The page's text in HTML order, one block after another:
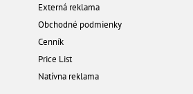
Externá reklama
Obchodné podmienky
Cenník
Price List
Natívna reklama